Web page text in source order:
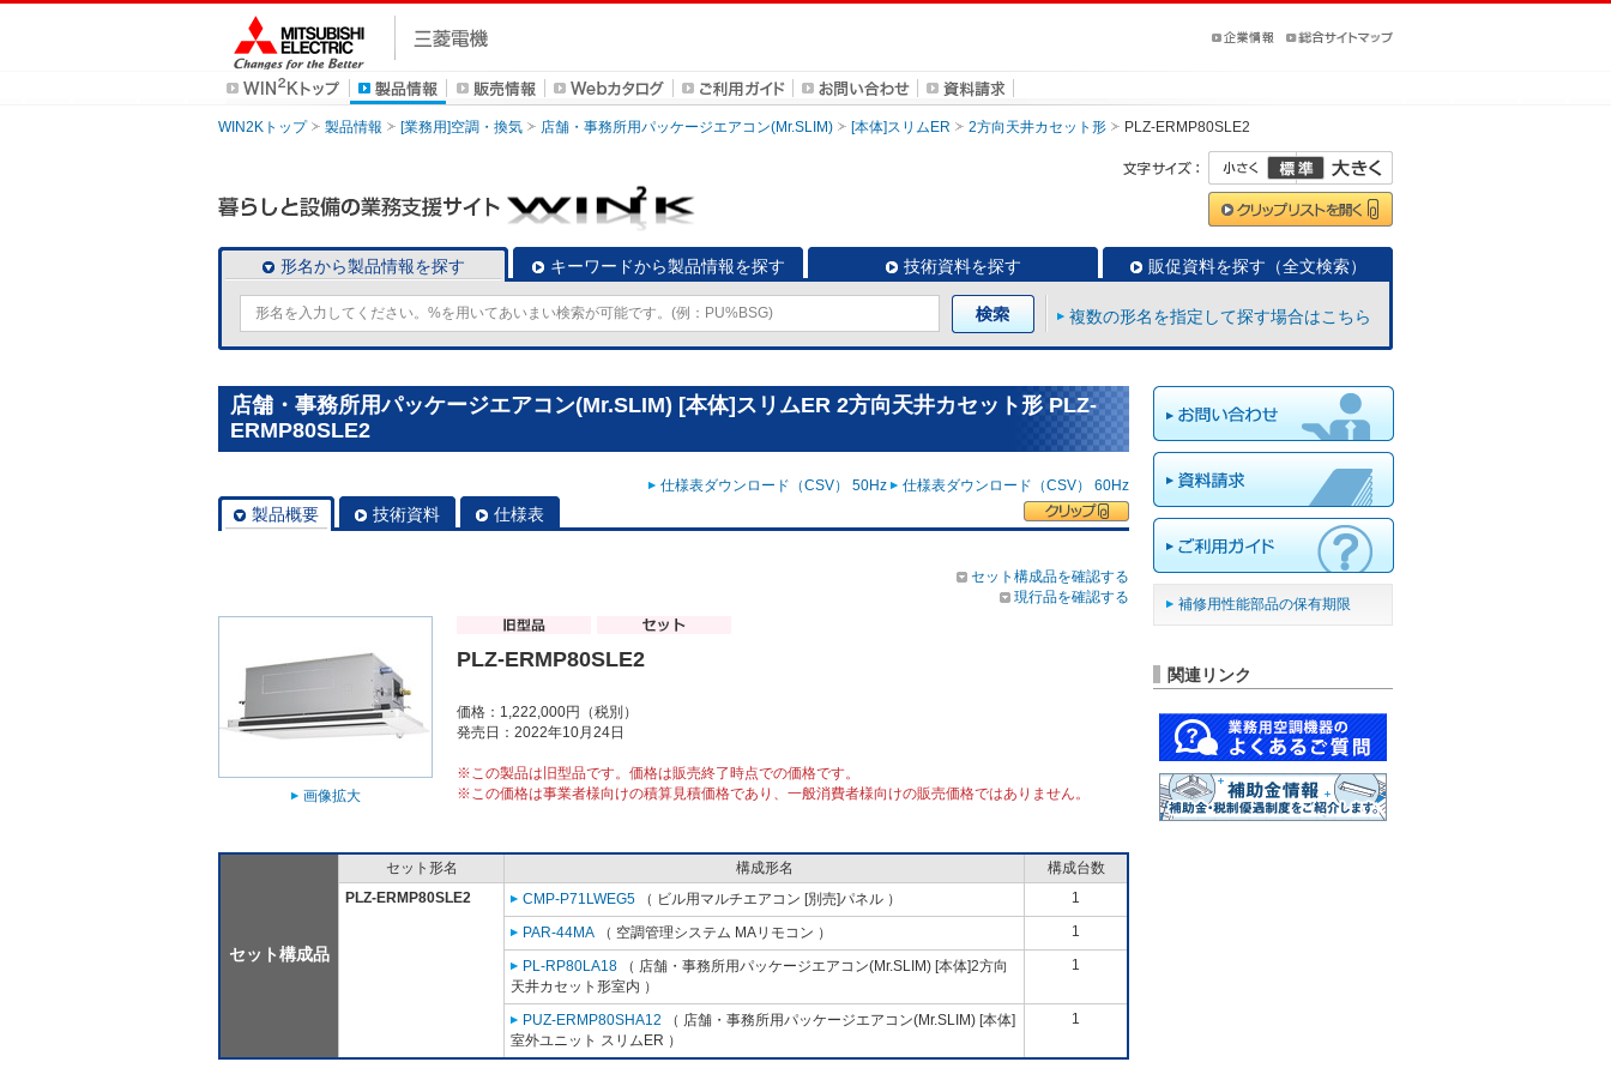
WIN2Kトップ 製品情報 [業務用]空調・換気 店舗・事務所用パッケージエアコン(Mr.SLIM) [本体]スリムER 2方向天井カセット形 PLZ-ERMP80SLE2
形名から製品情報を探す キーワードから製品情報を探す 技術資料を探す 販促資料を探す（全文検索）
複数の形名を指定して探す場合はこちら
店舗・事務所用パッケージエアコン(Mr.SLIM) [本体]スリムER 2方向天井カセット形 PLZ-
ERMP80SLE2
仕様表ダウンロード（CSV） 50Hz 仕様表ダウンロード（CSV） 60Hz
製品概要 技術資料 仕様表
セット構成品を確認する
現行品を確認する
画像拡大
PLZ-ERMP80SLE2
価格：1,222,000円（税別）
発売日：2022年10月24日
※この製品は旧型品です。価格は販売終了時点での価格です。
※この価格は事業者様向けの積算見積価格であり、一般消費者様向けの販売価格ではありません。
セット構成品
セット形名 構成形名
構成台数
PLZ-ERMP80SLE2
CMP-P71LWEG5 （ ビル用マルチエアコン [別売]パネル ） 1
PAR-44MA （ 空調管理システム MAリモコン ） 1
PL-RP80LA18 （ 店舗・事務所用パッケージエアコン(Mr.SLIM) [本体]2方向
天井カセット形室内 ）
1
PUZ-ERMP80SHA12 （ 店舗・事務所用パッケージエアコン(Mr.SLIM) [本体]
室外ユニット スリムER ）
1
補修用性能部品の保有期限
関連リンク